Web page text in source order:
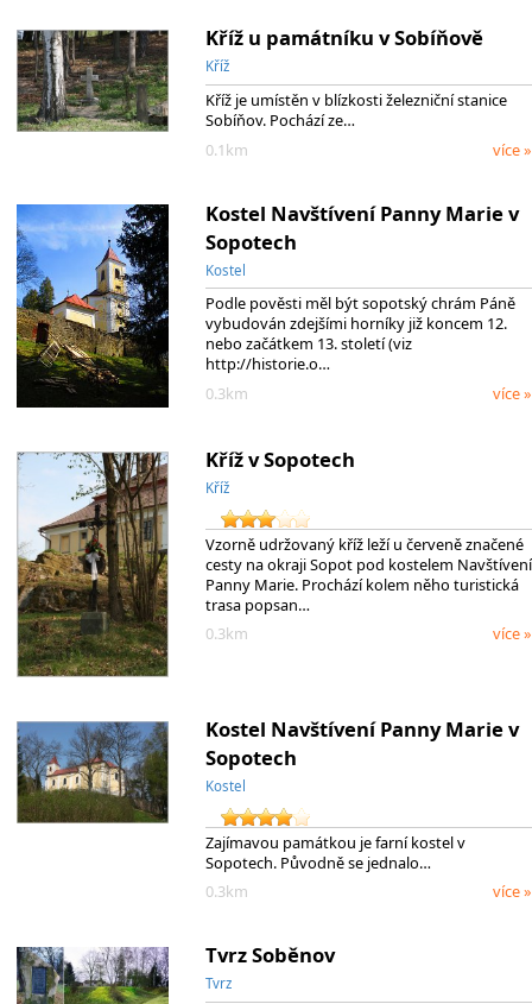
Kříž u památníku v Sobíňově
Kříž
Kříž je umístěn v blízkosti železniční stanice
Sobíňov. Pochází ze…
0.1km
více »
Kostel Navštívení Panny Marie v
Sopotech
Kostel
Podle pověsti měl být sopotský chrám Páně
vybudován zdejšími horníky již koncem 12.
nebo začátkem 13. století (viz
http://historie.o…
0.3km
více »
Kříž v Sopotech
Kříž
Vzorně udržovaný kříž leží u červeně značené
cesty na okraji Sopot pod kostelem Navštívení
Panny Marie. Prochází kolem něho turistická
trasa popsan…
0.3km
více »
Kostel Navštívení Panny Marie v
Sopotech
Kostel
Zajímavou památkou je farní kostel v
Sopotech. Původně se jednalo…
0.3km
více »
Tvrz Soběnov
Tvrz